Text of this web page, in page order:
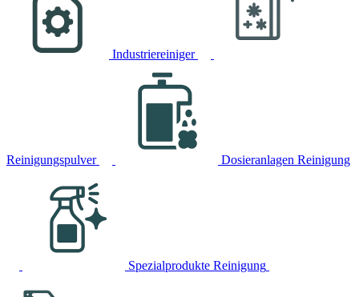
Industriereiniger
Reinigungspulver Dosieranlagen Reinigung
Spezialprodukte Reinigung